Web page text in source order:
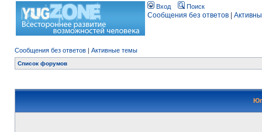
Вход Поиск
Сообщения без ответов
Сообщения без ответов | Активные темы
Список форумов